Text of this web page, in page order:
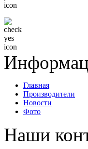
Главная
Производители
Новости
Фото
Наши